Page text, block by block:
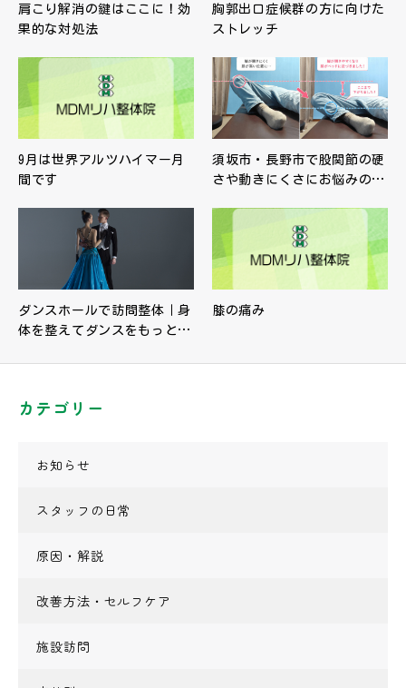
肩こり解消の鍵はここに！効
果的な対処法
胸郭出口症候群の方に向けた
ストレッチ
9月は世界アルツハイマー月
間です
須坂市・長野市で股関節の硬
さや動きにくさにお悩みの…
ダンスホールで訪問整体｜身
体を整えてダンスをもっと…
膝の痛み
カテゴリー
お知らせ
スタッフの日常
原因・解説
改善方法・セルフケア
施設訪問